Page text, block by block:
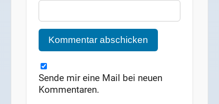
Sende mir eine Mail bei neuen
Kommentaren.